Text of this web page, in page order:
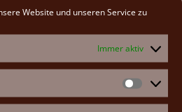
Website und unseren Service zu
Immer aktiv